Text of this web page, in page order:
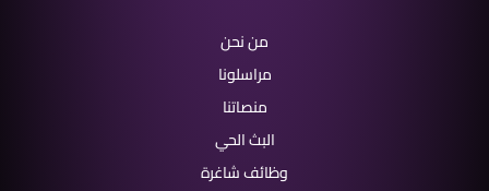
من نحن
مراسلونا
منصاتنا
البث الحي
وظائف شاغرة